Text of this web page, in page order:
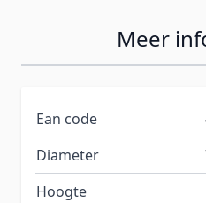
Meer
Ean code
Diameter
Hoogte